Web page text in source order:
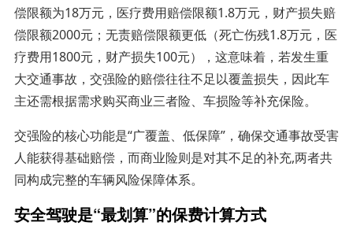
偿限额为18万元，医疗费用赔偿限额1.8万元，财产损失赔
偿限额2000元；无责赔偿限额更低（死亡伤残1.8万元，医
疗费用1800元，财产损失100元），这意味着，若发生重
大交通事故，交强险的赔偿往往不足以覆盖损失，因此车
主还需根据需求购买商业三者险、车损险等补充保险。
交强险的核心功能是“广覆盖、低保障”，确保交通事故受害
人能获得基础赔偿，而商业险则是对其不足的补充,两者共
同构成完整的车辆风险保障体系。
安全驾驶是“最划算”的保费计算方式